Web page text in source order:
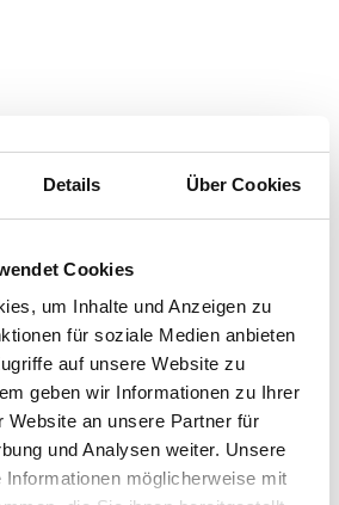
Details Über Cookies
Cookies
um Inhalte und Anzeigen zu
für soziale Medien anbieten
auf unsere Website zu
geben wir Informationen zu Ihrer
Website an unsere Partner für
und Analysen weiter. Unsere
Informationen möglicherweise mit